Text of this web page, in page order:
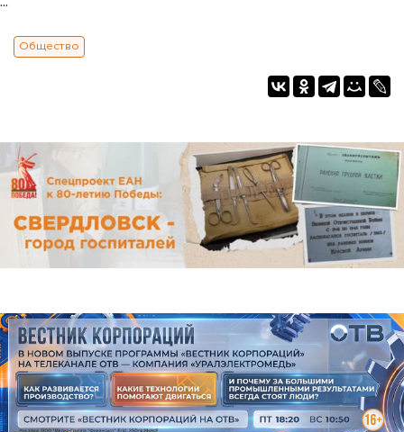
Общество